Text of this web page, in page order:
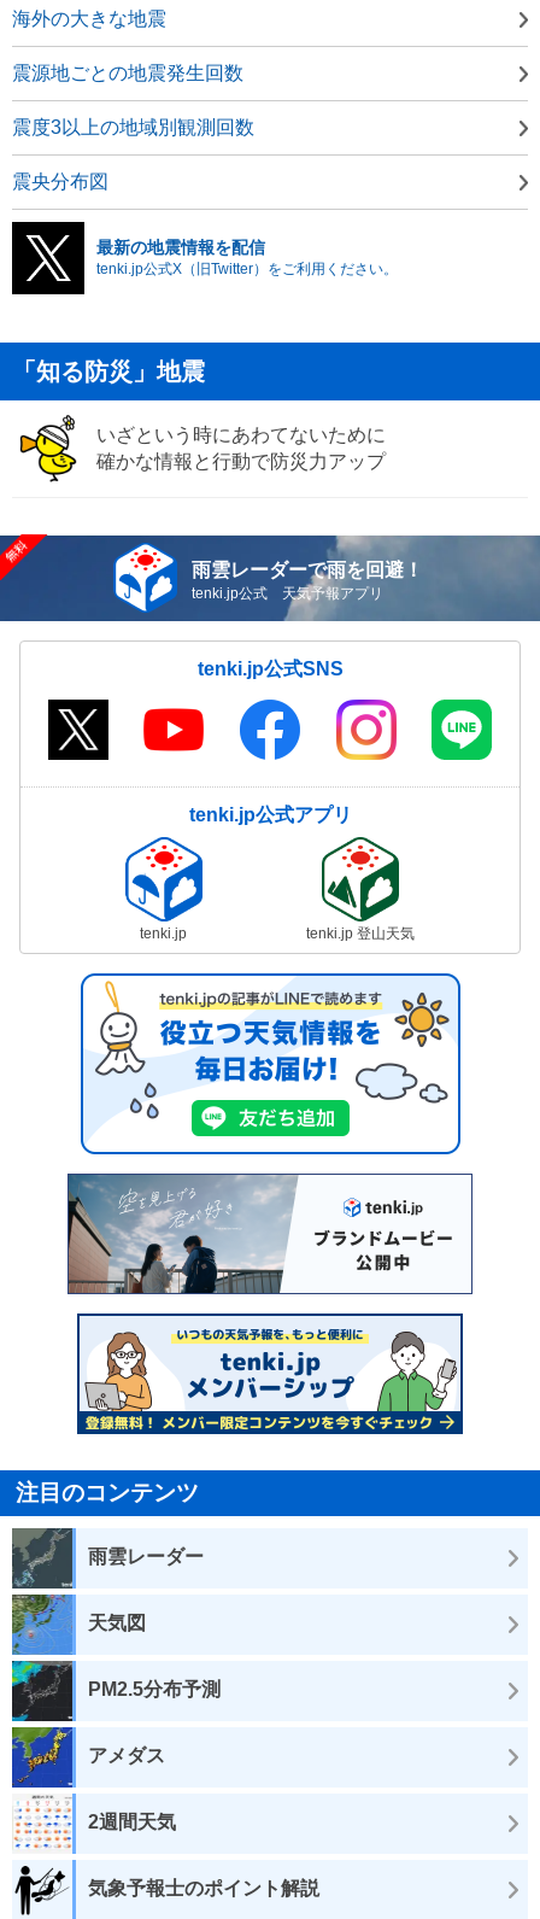
海外の大きな地震
震源地ごとの地震発生回数
震度3以上の地域別観測回数
震央分布図
最新の地震情報を配信
tenki.jp公式X（旧Twitter）をご利用ください。
「知る防災」地震
いざという時にあわてないために
確かな情報と行動で防災力アップ
雨雲レーダーで雨を回避！
tenki.jp公式 天気予報アプリ
tenki.jp公式SNS
tenki.jp公式アプリ
tenki.jp tenki.jp 登山天気
注目のコンテンツ
雨雲レーダー
天気図
PM2.5分布予測
アメダス
2週間天気
気象予報士のポイント解説